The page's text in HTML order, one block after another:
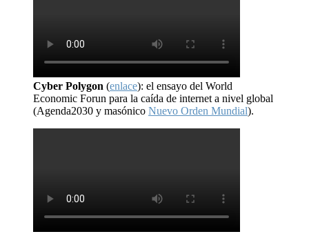
Cyber Polygon (enlace): el ensayo del World
Economic Forun para la caída de internet a nivel global
(Agenda2030 y masónico Nuevo Orden Mundial).